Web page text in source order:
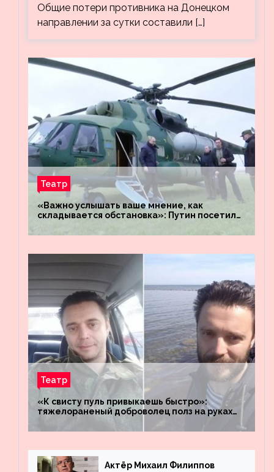
Общие потери противника на Донецком
направлении за сутки составили […]
Театр
«Важно услышать ваше мнение, как
складывается обстановка»: Путин посетил
«Восток»
Театр
«К свисту пуль привыкаешь быстро»:
тяжелораненый доброволец полз на руках
четыре километра через заминированное
поле
Актёр Михаил Филиппов